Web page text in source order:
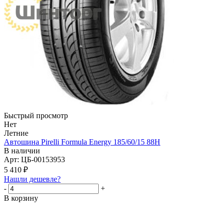
Быстрый просмотр
Нет
Летние
Автошина Pirelli Formula Energy 185/60/15 88H
В наличии
Арт: ЦБ-00153953
5 410 ₽
Нашли дешевле?
-
+
В корзину